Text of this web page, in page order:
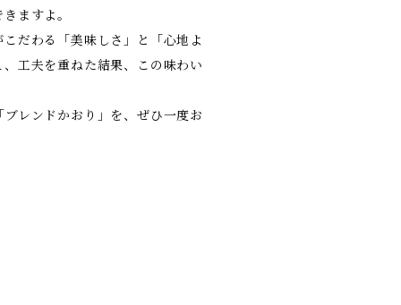
ますよ。
だわる「美味しさ」と「心地よ
工夫を重ねた結果、この味わい
レンドかおり」を、ぜひ一度お